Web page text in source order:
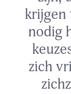
krijgen
nodig
zich